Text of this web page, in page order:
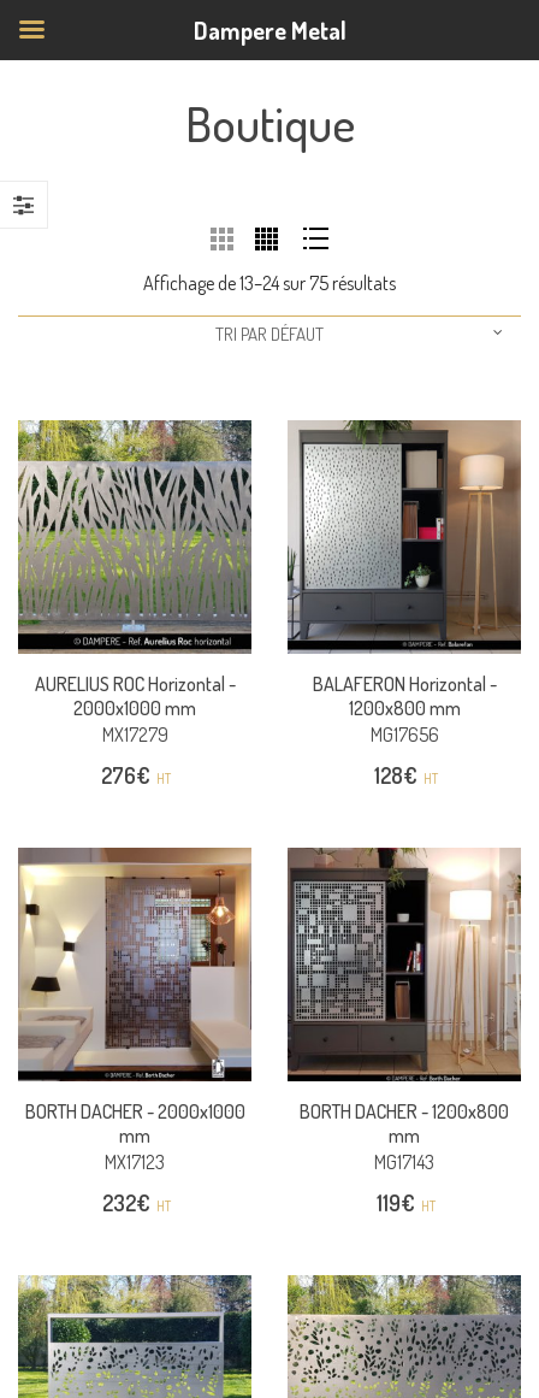
Boutique
Affichage de 13–24 sur 75 résultats
TRI PAR DÉFAUT
AURELIUS ROC Horizontal -
2000x1000 mm
MX17279
276€ HT
BALAFERON Horizontal -
1200x800 mm
MG17656
128€ HT
BORTH DACHER -2000x1000
mm
MX17123
232€ HT
BORTH DACHER -1200x800
mm
MG17143
119€ HT
Dampere Metal